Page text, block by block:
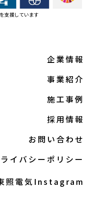
を支援しています
企業情報
事業紹介
施工事例
採用情報
お問い合わせ
イバシーポリシー
照電気Instagram